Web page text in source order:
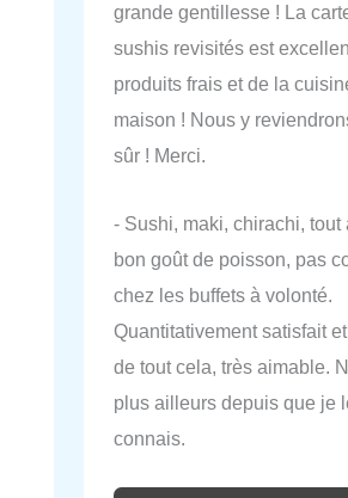
grande gentillesse ! La
sushis revisités est
produits frais et de la
maison ! Nous y
sûr ! Merci.
- Sushi, maki, chirachi, tout
bon goût de poisson, pas
chez les buffets à volonté.
Quantitativement satisfait
de tout cela, très aimable.
plus ailleurs depuis que je
connais.